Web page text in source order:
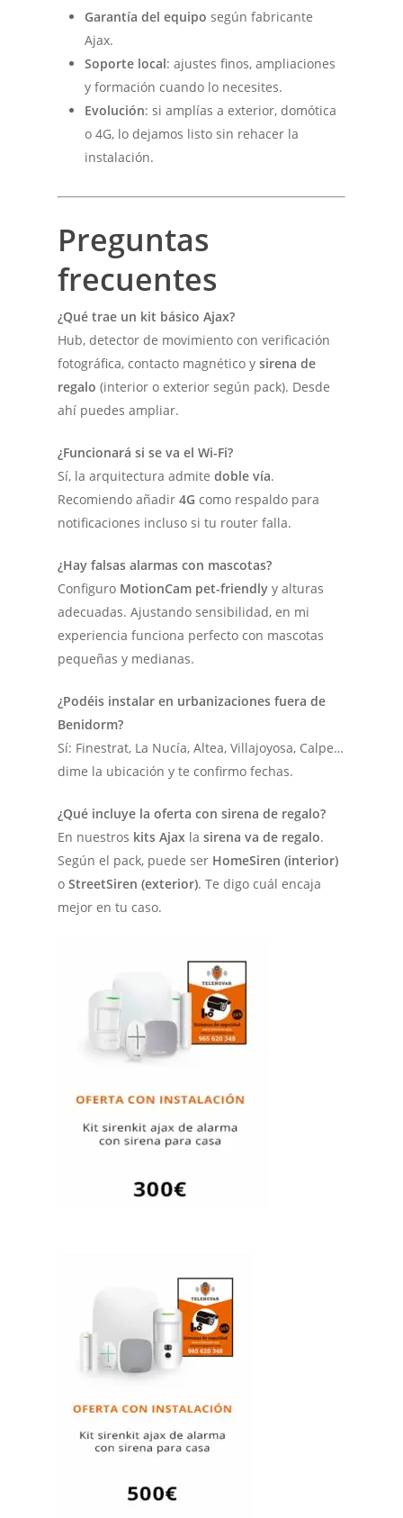
Garantía del equipo según fabricante
Ajax.
Soporte local: ajustes finos, ampliaciones
y formación cuando lo necesites.
Evolución: si amplías a exterior, domótica
o 4G, lo dejamos listo sin rehacer la
instalación.
Preguntas
frecuentes
¿Qué trae un kit básico Ajax?
Hub, detector de movimiento con verificación
fotográfica, contacto magnético ysirena de
regalo (interior o exterior según pack). Desde
ahí puedes ampliar.
¿Funcionará si se va el Wi-Fi?
Sí, la arquitectura admitedoble vía.
Recomiendo añadir4G como respaldo para
notificaciones incluso si tu router falla.
¿Hay falsas alarmas con mascotas?
Configuro MotionCam pet-friendly y alturas
adecuadas. Ajustando sensibilidad, en mi
experiencia funciona perfecto con mascotas
pequeñas y medianas.
¿Podéis instalar en urbanizaciones fuera de
Benidorm?
Sí: Finestrat, La Nucía, Altea, Villajoyosa, Calpe…
dime la ubicación y te confirmo fechas.
¿Qué incluye la oferta con sirena de regalo?
En nuestros kits Ajax lasirena va de regalo.
Según el pack, puede ser HomeSiren (interior)
oStreetSiren (exterior). Te digo cuál encaja
mejor en tu caso.